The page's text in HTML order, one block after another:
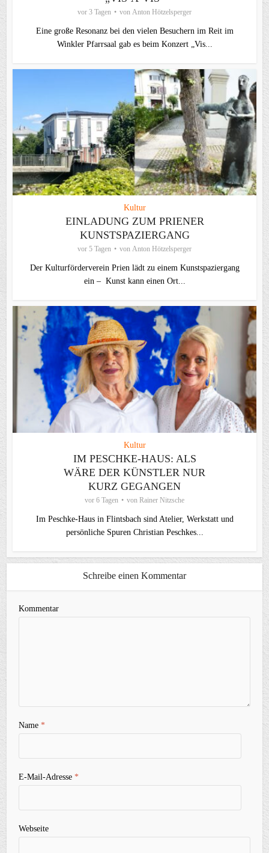
vor 3 Tagen von Anton Hötzelsperger
Eine große Resonanz bei den vielen Besuchern im Reit im
Winkler Pfarrsaal gab es beim Konzert „Vis...
Kultur
EINLADUNG ZUM PRIENER
KUNSTSPAZIERGANG
vor 5 Tagen von Anton Hötzelsperger
Der Kulturförderverein Prien lädt zu einem Kunstspaziergang
ein – Kunst kann einen Ort...
Kultur
IM PESCHKE-HAUS: ALS
WÄRE DER KÜNSTLER NUR
KURZ GEGANGEN
vor 6 Tagen von Rainer Nitzsche
Im Peschke-Haus in Flintsbach sind Atelier, Werkstatt und
persönliche Spuren Christian Peschkes...
Schreibe einen Kommentar
Kommentar
Name*
E-Mail-Adresse*
Webseite